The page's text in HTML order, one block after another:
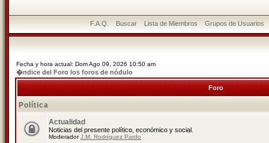
F.A.Q. Buscar Lista de Miembros Grupos de Usuarios
Fecha y hora actual: Dom Ago 09, 2026 10:50 am
�ndice del Foro los foros de nódulo
Foro
Política
Actualidad
Noticias del presente político, económico y social.
ModeradorJ.M. Rodríguez Pardo